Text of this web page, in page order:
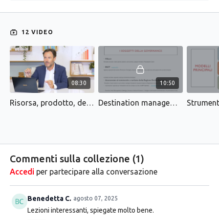
12 VIDEO
08:30
Risorsa, prodotto, destinazione turistica
10:50
Destination management, governance e marketing
Commenti sulla collezione (1)
Accedi per partecipare alla conversazione
Benedetta C. agosto 07, 2025
Lezioni interessanti, spiegate molto bene.